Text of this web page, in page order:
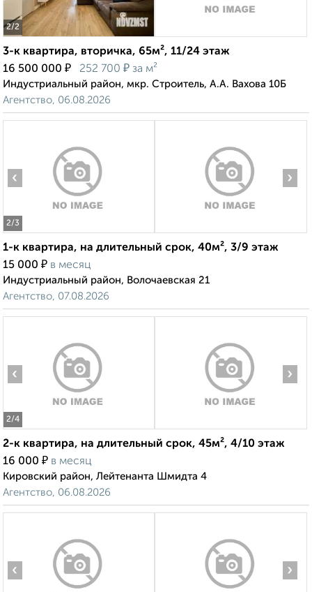
2/2
3-к квартира, вторичка, 65м², 11/24 этаж
16 500 000 ₽ 252 700 ₽ за м²
Индустриальный район, мкр. Строитель, А.А. Вахова 10Б
Агентство, 06.08.2026
2/3
‹ ›
1-к квартира, на длительный срок, 40м², 3/9 этаж
15 000 ₽ в месяц
Индустриальный район, Волочаевская 21
Агентство, 07.08.2026
2/4
‹ ›
2-к квартира, на длительный срок, 45м², 4/10 этаж
16 000 ₽ в месяц
Кировский район, Лейтенанта Шмидта 4
Агентство, 06.08.2026
‹ ›